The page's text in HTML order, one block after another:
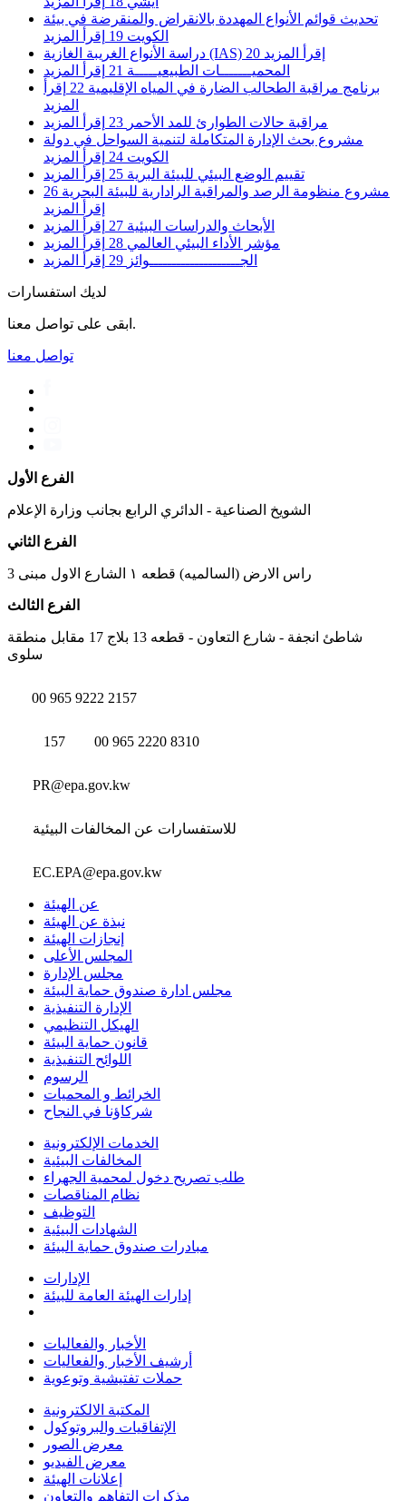
تحديث قوائم الأنواع المهددة بالانقراض والمنقرضة في بيئة
الكويت 19 إقرأ المزيد
دراسة الأنواع الغريبة الغازية (IAS) 20 إقرأ المزيد
المحميـــــــات الطبيعيـــــة 21 إقرأ المزيد
برنامج مراقبة الطحالب الضارة في المياه الإقليمية 22 إقرأ
المزيد
مراقبة حالات الطوارئ للمد الأحمر 23 إقرأ المزيد
مشروع بحث الإدارة المتكاملة لتنمية السواحل في دولة
الكويت 24 إقرأ المزيد
تقييم الوضع البيئي للبيئة البرية 25 إقرأ المزيد
مشروع منظومة الرصد والمراقبة الرادارية للبيئة البحرية 26
إقرأ المزيد
الأبحاث والدراسات البيئية 27 إقرأ المزيد
مؤشر الأداء البيئي العالمي 28 إقرأ المزيد
الجــــــــــــــــــــوائز 29 إقرأ المزيد
لديك استفسارات
ابقى على تواصل معنا.
تواصل معنا
الفرع الأول
الشويخ الصناعية - الدائري الرابع بجانب وزارة الإعلام
الفرع الثاني
راس الارض (السالميه) قطعه ١ الشارع الاول مبنى 3
الفرع الثالث
شاطئ انجفة - شارع التعاون - قطعه 13 بلاج 17 مقابل منطقة
سلوى
00 965 9222 2157
157 00 965 2220 8310
PR@epa.gov.kw
للاستفسارات عن المخالفات البيئية
EC.EPA@epa.gov.kw
عن الهيئة
نبذة عن الهيئة
إنجازات الهيئة
المجلس الأعلى
مجلس الإدارة
مجلس ادارة صندوق حماية البيئة
الإدارة التنفيذية
الهيكل التنظيمي
قانون حماية البيئة
اللوائح التنفيذية
الرسوم
الخرائط و المحميات
شركاؤنا في النجاح
الخدمات الإلكترونية
المخالفات البيئية
طلب تصريح دخول لمحمية الجهراء
نظام المناقصات
التوظيف
الشهادات البيئية
مبادرات صندوق حماية البيئة
الإدارات
إدارات الهيئة العامة للبيئة
الأخبار والفعاليات
أرشيف الأخبار والفعاليات
حملات تفتيشية وتوعوية
المكتبة الالكترونية
الإتفاقيات والبروتوكول
معرض الصور
معرض الفيديو
إعلانات الهيئة
مذكرات التفاهم والتعاون